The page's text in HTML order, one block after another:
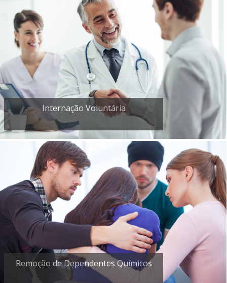
Internação Voluntária
Remoção de Dependentes Químicos